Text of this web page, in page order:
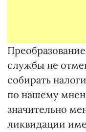
службы не
собирать
по нашему
значительно
ликвидации